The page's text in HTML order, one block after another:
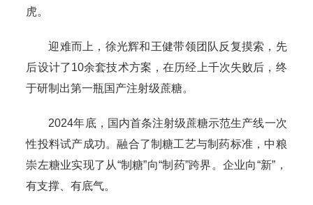
虎。
迎难而上，徐光辉和王健带领团队反复摸索，先
后设计了10余套技术方案，在历经上千次失败后，终
于研制出第一瓶国产注射级蔗糖。
2024年底，国内首条注射级蔗糖示范生产线一次
性投料试产成功。融合了制糖工艺与制药标准，中粮
崇左糖业实现了从“制糖”向“制药”跨界。企业向“新”，
有支撑、有底气。